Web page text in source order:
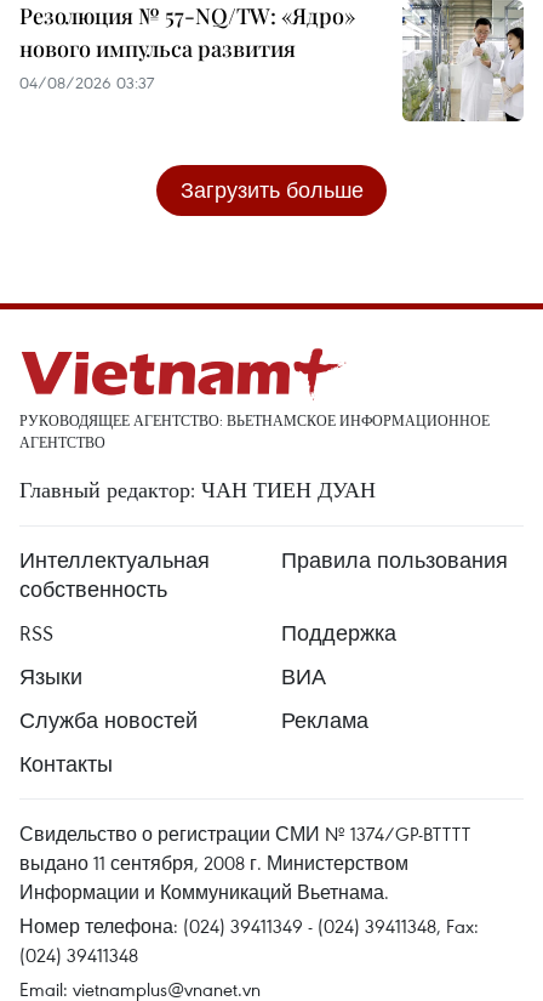
Резолюция № 57-NQ/TW: «Ядро»
нового импульса развития
04/08/2026 03:37
Загрузить больше
РУКОВОДЯЩЕЕ АГЕНТСТВО: ВЬЕТНАМСКОЕ ИНФОРМАЦИОННОЕ
АГЕНТСТВО
Главный редактор: ЧАН ТИЕН ДУАН
Интеллектуальная
собственность
Правила пользования
RSS
Поддержка
Языки
ВИА
Служба новостей
Реклама
Контакты
Свидельство о регистрации СМИ № 1374/GP-BTTTT
выдано 11 сентября, 2008 г. Министерством
Информации и Коммуникаций Вьетнама.
Номер телефона: (024) 39411349 - (024) 39411348, Fax:
(024) 39411348
Email: vietnamplus@vnanet.vn